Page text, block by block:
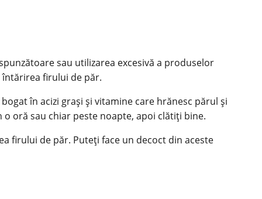
sau utilizarea excesivă a produselor
firului de păr.
în acizi grași și vitamine care hrănesc părul și
oră sau chiar peste noapte, apoi clătiți bine.
firului de păr. Puteți face un decoct din aceste